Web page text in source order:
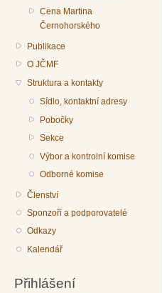
Cena Martina
Černohorského
Publikace
O JČMF
Struktura a kontakty
Sídlo, kontaktní adresy
Pobočky
Sekce
Výbor a kontrolní komise
Odborné komise
Členství
Sponzoři a podporovatelé
Odkazy
Kalendář
Přihlášení